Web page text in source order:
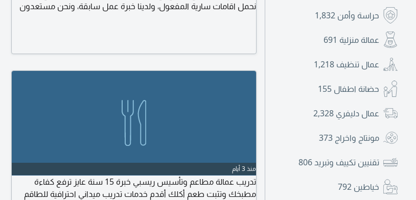
حراسة وأمن 1,832
عمالة منزلية 691
عمال تنظيف 1,218
حضانة اطفال 155
عمال دليفري 2,328
مونتاج واخراج 373
تقنيين تكييف وتبريد806
خياطين 792
نحمل اقامات سارية المفعول، ولدينا خبرة عمل سابقة، ونحن مستعدون
منذ 3 أيام
تدريب عمالة مطاعم وتأسيس ريسبي خبرة 15 سنة عايز ترفع كفاءة
مطبخك وتثبت طعم أكلك أقدم خدمات تدريب ميداني احترافية للطاقم